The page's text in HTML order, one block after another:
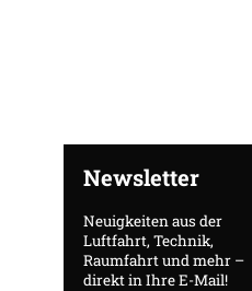
Newsletter
Neuigkeiten aus der
Luftfahrt, Technik,
Raumfahrt und mehr –
direkt in Ihre E-Mail!